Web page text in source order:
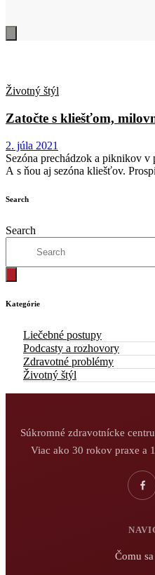
Životný štýl
Zatočte s kliešťom,
2. júla 2021
Sezóna prechádzok a piknikov
A s ňou aj sezóna kliešťov.
Search
Search
Kategórie
Liečebné postupy
Podcasty a rozhovory
Zdravotné problémy
Životný štýl
Súkromné zdravotnícke
Viac ako 30 rokov praxe a
Čomu